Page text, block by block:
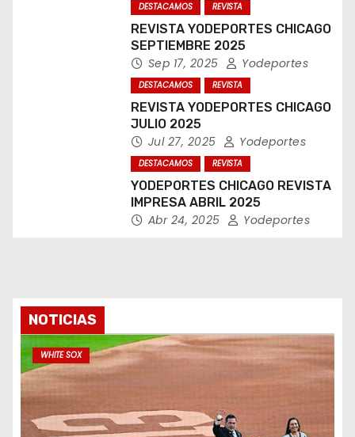
DESTACAMOS REVISTA
REVISTA YODEPORTES CHICAGO
SEPTIEMBRE 2025
Sep 17, 2025 Yodeportes
DESTACAMOS REVISTA
REVISTA YODEPORTES CHICAGO
JULIO 2025
Jul 27, 2025 Yodeportes
DESTACAMOS REVISTA
YODEPORTES CHICAGO REVISTA
IMPRESA ABRIL 2025
Abr 24, 2025 Yodeportes
NOTICIAS
WHITE SOX